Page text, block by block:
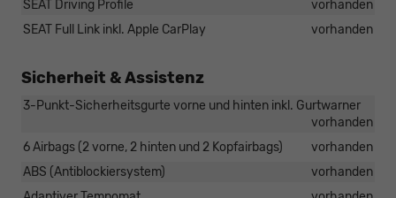
SEAT Driving Profile
vorhanden
SEAT Full Link inkl. Apple CarPlay
vorhanden
Sicherheit & Assistenz
3-Punkt-Sicherheitsgurte vorne und hinten inkl. Gurtwarner
vorhanden
6 Airbags (2 vorne, 2 hinten und 2 Kopfairbags)
vorhanden
ABS (Antiblockiersystem)
vorhanden